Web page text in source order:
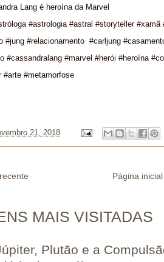
Lang é heroína da Marvel
#astrologia #astral #storyteller
#jung #relacionamento #carljung
#cassandralang #marvel #herói #heroína
#arte #metamorfose
21, 2018
Página inicial
MAIS VISITADAS
Plutão e a